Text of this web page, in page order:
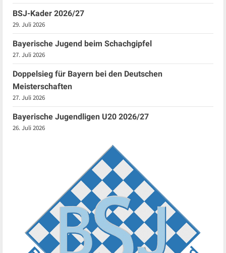
BSJ-Kader 2026/27
29. Juli 2026
Bayerische Jugend beim Schachgipfel
27. Juli 2026
Doppelsieg für Bayern bei den Deutschen
Meisterschaften
27. Juli 2026
Bayerische Jugendligen U20 2026/27
26. Juli 2026